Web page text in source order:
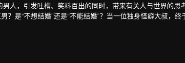
人，引发吐槽、笑料百出的同时，带来有关人与世界的思
是“不想结婚”还是“不能结婚”？当一位独身怪癖大叔，终
男人，只是没有找到适配的那个人罢了。